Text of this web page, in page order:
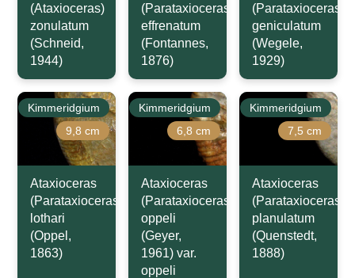
(Ataxioceras)
zonulatum
(Schneid,
1944)
(Parataxioceras)
effrenatum
(Fontannes,
1876)
(Parataxioceras)
geniculatum
(Wegele,
1929)
Kimmeridgium
9,8 cm
Ataxioceras
(Parataxioceras)
lothari
(Oppel,
1863)
Kimmeridgium
6,8 cm
Ataxioceras
(Parataxioceras)
oppeli
(Geyer,
1961) var.
oppeli
Kimmeridgium
7,5 cm
Ataxioceras
(Parataxioceras)
planulatum
(Quenstedt,
1888)